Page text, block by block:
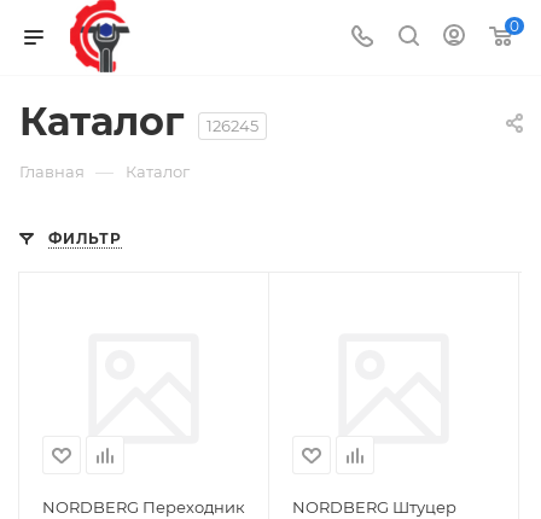
0
Каталог 126245
Главная — Каталог
ФИЛЬТР
NORDBERG Переходник
NORDBERG Штуцер